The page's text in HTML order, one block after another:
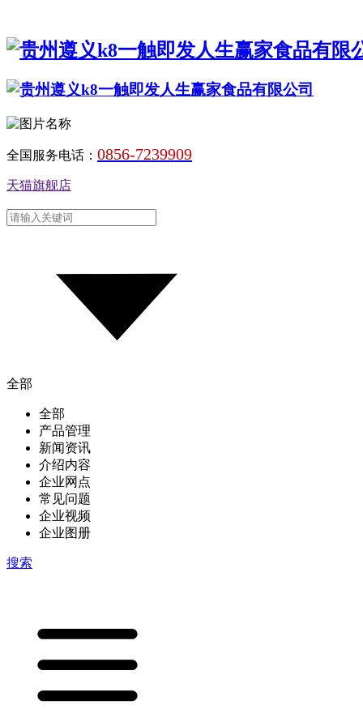
全国服务电话： 0856-7239909
天猫旗舰店
全部
全部
产品管理
新闻资讯
介绍内容
企业网点
常见问题
企业视频
企业图册
搜索